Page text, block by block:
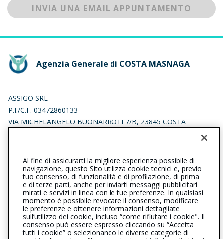
INVIA UNA EMAIL APPUNTAMENTO
Agenzia Generale di COSTA MASNAGA
ASSIGO SRL
P.I./C.F. 03472860133
VIA MICHELANGELO BUONARROTI 7/B, 23845 COSTA
MASNAGA (LC)
031874966 0318570028
costamasnaga@cattolica.it
assigo@legalmail.it
L’intermediario è soggetto al controllo dell’IVASS. Consulta il
Al fine di assicurarti la migliore esperienza possibile di
navigazione, questo Sito utilizza cookie tecnici e, previo
tuo consenso, di funzionalità e di profilazione, di prima
e di terze parti, anche per inviarti messaggi pubblicitari
mirati e servizi in linea con le tue preferenze. In qualsiasi
momento è possibile revocare il consenso, modificare
le preferenze e ottenere informazioni dettagliate
sull’utilizzo dei cookie, incluso “come rifiutare i cookie". Il
consenso può essere espresso cliccando su “Accetta
tutti i cookie” o selezionando le diverse categorie di